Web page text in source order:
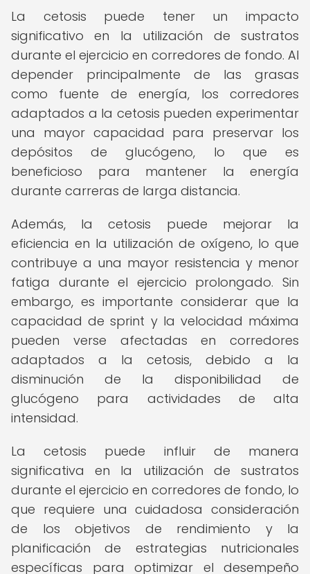
La cetosis puede tener un impacto
significativo en la utilización de sustratos
durante el ejercicio en corredores de fondo. Al
depender principalmente de las grasas
como fuente de energía, los corredores
adaptados a la cetosis pueden experimentar
una mayor capacidad para preservar los
depósitos de glucógeno, lo que es
beneficioso para mantener la energía
durante carreras de larga distancia.
Además, la cetosis puede mejorar la
eficiencia en la utilización de oxígeno, lo que
contribuye a una mayor resistencia y menor
fatiga durante el ejercicio prolongado. Sin
embargo, es importante considerar que la
capacidad de sprint y la velocidad máxima
pueden verse afectadas en corredores
adaptados a la cetosis, debido a la
disminución de la disponibilidad de
glucógeno para actividades de alta
intensidad.
La cetosis puede influir de manera
significativa en la utilización de sustratos
durante el ejercicio en corredores de fondo, lo
que requiere una cuidadosa consideración
de los objetivos de rendimiento y la
planificación de estrategias nutricionales
específicas para optimizar el desempeño